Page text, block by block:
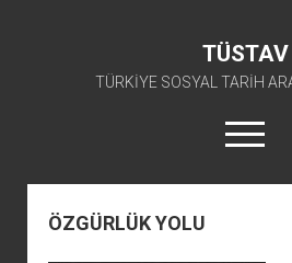
TÜSTAV
TÜRKİYE SOSYAL TARİH
menüyü
aç
twitter
ÖZGÜRLÜK YOLU